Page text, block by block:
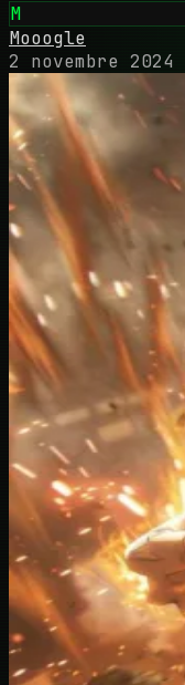
M
Mooogle
2 novembre 2024